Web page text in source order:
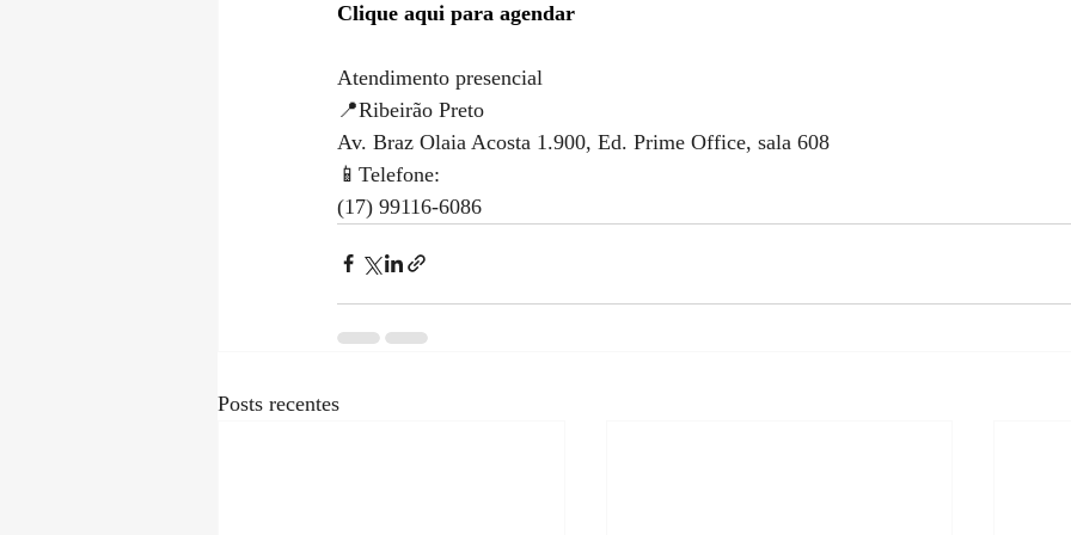
Clique aqui para agendar
Atendimento presencial
📍Ribeirão Preto
Av. Braz Olaia Acosta 1.900, Ed. Prime Office, sala 608
📱Telefone:
(17) 99116-6086
Posts recentes